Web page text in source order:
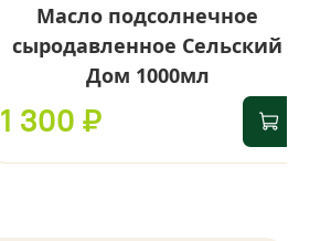
Масло подсолнечное
сыродавленное Сельский
Дом 1000мл
1 300 ₽